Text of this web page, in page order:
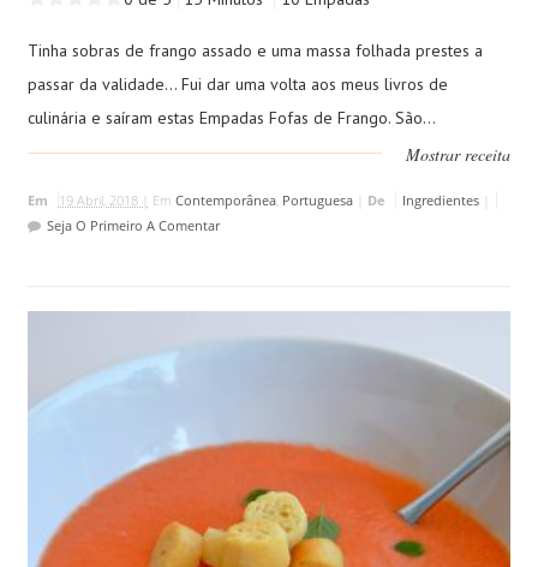
Tinha sobras de frango assado e uma massa folhada prestes a
passar da validade... Fui dar uma volta aos meus livros de
culinária e saíram estas Empadas Fofas de Frango. São...
Mostrar receita
Em 19 Abril, 2018 | Em Contemporânea, Portuguesa| De Ingredientes|
Seja O Primeiro A Comentar